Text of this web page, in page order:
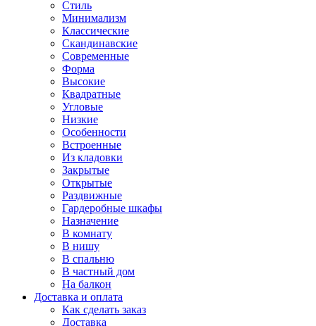
Стиль
Минимализм
Классические
Скандинавские
Современные
Форма
Высокие
Квадратные
Угловые
Низкие
Особенности
Встроенные
Из кладовки
Закрытые
Открытые
Раздвижные
Гардеробные шкафы
Назначение
В комнату
В нишу
В спальню
В частный дом
На балкон
Доставка и оплата
Как сделать заказ
Доставка